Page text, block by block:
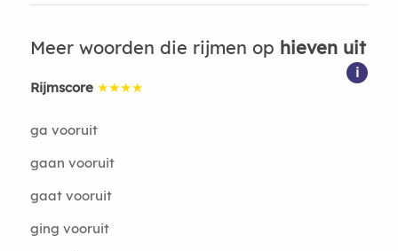
Meer woorden die rijmen op hieven uit
i
Rijmscore ★★★★
ga vooruit
gaan vooruit
gaat vooruit
ging vooruit